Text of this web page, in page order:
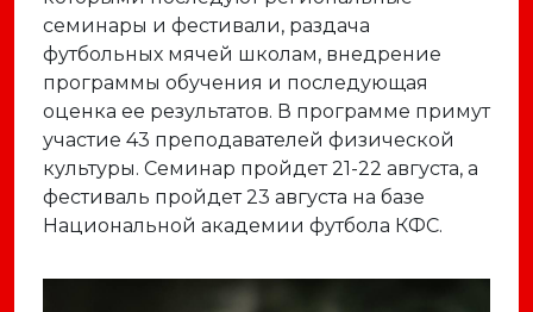
семинары и фестивали, раздача
футбольных мячей школам, внедрение
программы обучения и последующая
оценка ее результатов. В программе примут
участие 43 преподавателей физической
культуры. Семинар пройдет 21-22 августа, а
фестиваль пройдет 23 августа на базе
Национальной академии футбола КФС.